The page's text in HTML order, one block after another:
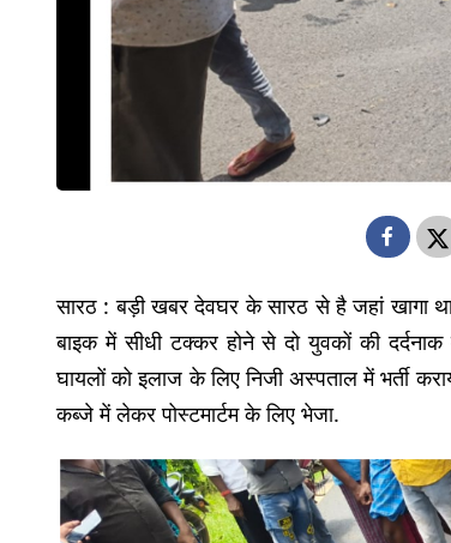
सारठ : बड़ी खबर देवघर के सारठ से है जहां खागा
बाइक में सीधी टक्कर होने से दो युवकों की
घायलों को इलाज के लिए निजी अस्पताल में भर्ती
कब्जे में लेकर पोस्टमार्टम के लिए भेजा.